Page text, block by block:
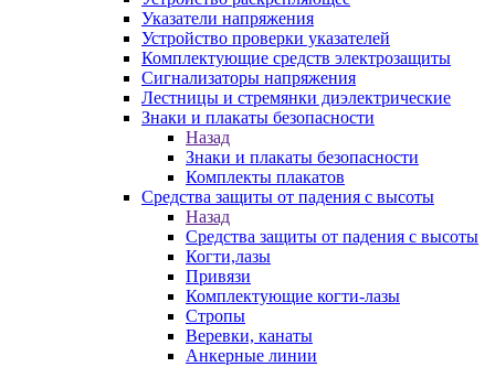
Указатели напряжения
Устройство проверки указателей
Комплектующие средств электрозащиты
Сигнализаторы напряжения
Лестницы и стремянки диэлектрические
Знаки и плакаты безопасности
Назад
Знаки и плакаты безопасности
Комплекты плакатов
Средства защиты от падения с высоты
Назад
Средства защиты от падения с высоты
Когти,лазы
Привязи
Комплектующие когти-лазы
Стропы
Веревки, канаты
Анкерные линии